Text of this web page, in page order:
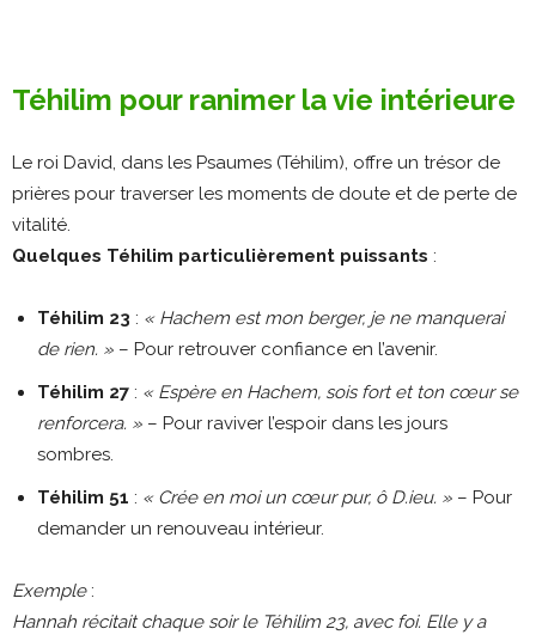
Téhilim pour ranimer la vie intérieure
Le roi David, dans les Psaumes (Téhilim), offre un trésor de
prières pour traverser les moments de doute et de perte de
vitalité.
Quelques Téhilim particulièrement puissants :
Téhilim 23 : « Hachem est mon berger, je ne manquerai
de rien. » – Pour retrouver confiance en l’avenir.
Téhilim 27 : « Espère en Hachem, sois fort et ton cœur se
renforcera. » – Pour raviver l’espoir dans les jours
sombres.
Téhilim 51 : « Crée en moi un cœur pur, ô D.ieu. » – Pour
demander un renouveau intérieur.
Exemple:
Hannah récitait chaque soir le Téhilim 23, avec foi. Elle y a